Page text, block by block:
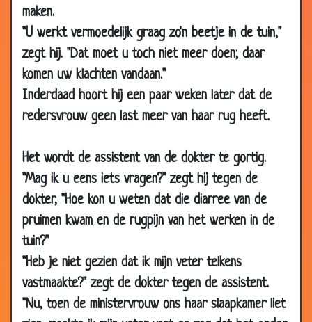
maken.
"U werkt vermoedelijk graag zo'n beetje in de tuin,"
zegt hij. "Dat moet u toch niet meer doen; daar
komen uw klachten vandaan."
Inderdaad hoort hij een paar weken later dat de
redersvrouw geen last meer van haar rug heeft.
Het wordt de assistent van de dokter te gortig.
"Mag ik u eens iets vragen?" zegt hij tegen de
dokter, "Hoe kon u weten dat die diarree van de
pruimen kwam en de rugpijn van het werken in de
tuin?"
"Heb je niet gezien dat ik mijn veter telkens
vastmaakte?" zegt de dokter tegen de assistent.
"Nu, toen de ministervrouw ons haar slaapkamer liet
31 Jan
In de wachtkamer 3.42
10 Jan
2008
Drangneurose
Dokters bezoek
06 Dec
2007
Vervolg consult
22 Nov 2007 Vermoeiend
3.35
22 Nov 2007
De keuring
3.05
05 Nov
2007
24 Oct 2007 Goed en slecht bericht
2.90
27 Sep 2007
De zetpil
3.79